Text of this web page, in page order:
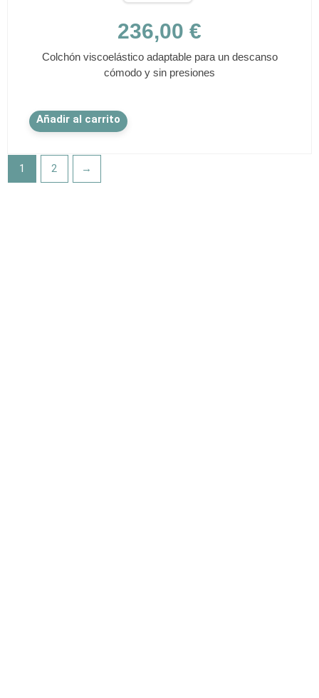
236,00 €
Colchón viscoelástico adaptable para un descanso
cómodo y sin presiones
Añadir al carrito
Este
producto
1 2 →